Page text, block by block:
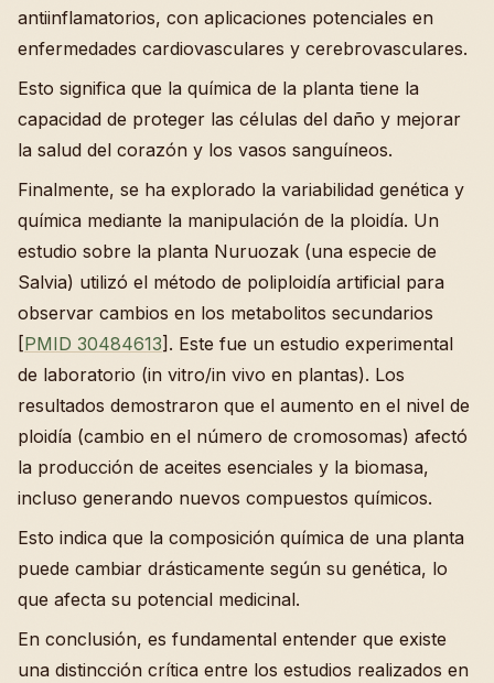
antiinflamatorios, con aplicaciones potenciales en
enfermedades cardiovasculares y cerebrovasculares.
Esto significa que la química de la planta tiene la
capacidad de proteger las células del daño y mejorar
la salud del corazón y los vasos sanguíneos.
Finalmente, se ha explorado la variabilidad genética y
química mediante la manipulación de la ploidía. Un
estudio sobre la planta Nuruozak (una especie de
Salvia) utilizó el método de poliploidía artificial para
observar cambios en los metabolitos secundarios
[PMID 30484613]. Este fue un estudio experimental
de laboratorio (in vitro/in vivo en plantas). Los
resultados demostraron que el aumento en el nivel de
ploidía (cambio en el número de cromosomas) afectó
la producción de aceites esenciales y la biomasa,
incluso generando nuevos compuestos químicos.
Esto indica que la composición química de una planta
puede cambiar drásticamente según su genética, lo
que afecta su potencial medicinal.
En conclusión, es fundamental entender que existe
una distincción crítica entre los estudios realizados en